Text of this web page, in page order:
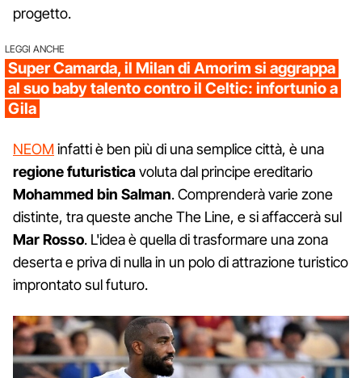
progetto.
LEGGI ANCHE
Super Camarda, il Milan di Amorim si aggrappa
al suo baby talento contro il Celtic: infortunio a
Gila
NEOM infatti è ben più di una semplice città, è una
regione futuristicavoluta dal principe ereditario
Mohammed bin Salman. Comprenderà varie zone
distinte, tra queste anche The Line, e si affaccerà sul
Mar Rosso. L'idea è quella di trasformare una zona
deserta e priva di nulla in un polo di attrazione turistico
improntato sul futuro.